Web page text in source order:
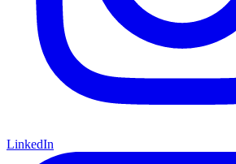
LinkedIn